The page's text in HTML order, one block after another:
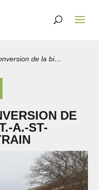
Le projet de conversion de la bibliothèque T.-A.-St-Germain va bon train
DE
A.-ST-